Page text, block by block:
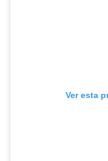
Ver esta